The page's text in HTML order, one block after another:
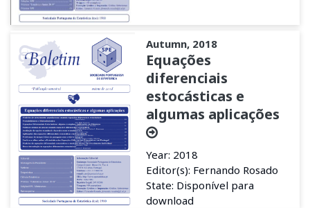
Autumn, 2018
Equações
diferenciais
estocásticas e
algumas aplicações
Year: 2018
Editor(s): Fernando Rosado
State: Disponível para
download